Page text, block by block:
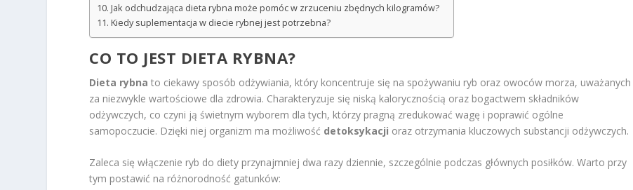
Jak odchudzająca dieta rybna może pomóc w zrzuceniu zbędnych kilogramów?
Kiedy suplementacja w diecie rybnej jest potrzebna?
CO TO JEST DIETA RYBNA?
Dieta rybna to ciekawy sposób odżywiania, który koncentruje się na spożywaniu ryb oraz owoców morza, uważanych
za niezwykle wartościowe dla zdrowia. Charakteryzuje się niską kalorycznością oraz bogactwem składników
odżywczych, co czyni ją świetnym wyborem dla tych, którzy pragną zredukować wagę i poprawić ogólne
samopoczucie. Dzięki niej organizm ma możliwość detoksykacji oraz otrzymania kluczowych substancji odżywczych.
Zaleca się włączenie ryb do diety przynajmniej dwa razy dziennie, szczególnie podczas głównych posiłków. Warto przy
tym postawić na różnorodność gatunków: